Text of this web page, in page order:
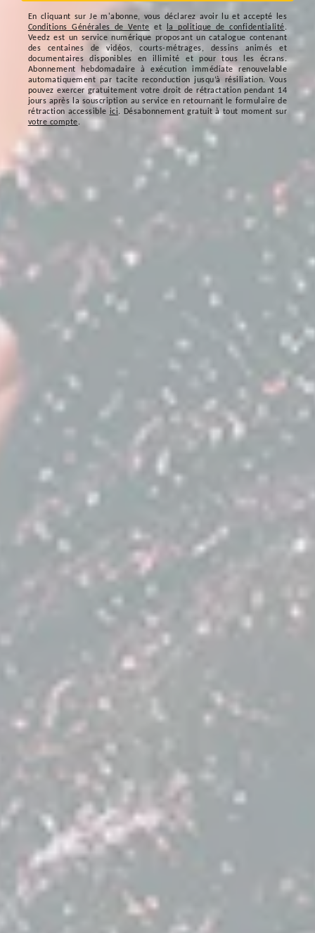
En cliquant surJe m'abonne, vous déclarez avoir lu et accepté les
Conditions Générales de Vente et la politique de confidentialité.
Veedz est un service numérique proposant un catalogue contenant
des centaines de vidéos, courts-métrages, dessins animés et
documentaires disponibles en illimité et pour tous les écrans.
Abonnement hebdomadaire à exécution immédiate renouvelable
automatiquement par tacite reconduction jusqu’à résiliation. Vous
pouvez exercer gratuitement votre droit de rétractation pendant 14
jours après la souscription au service en retournant le formulaire de
rétraction accessible ici. Désabonnement gratuit à tout moment sur
votre compte.